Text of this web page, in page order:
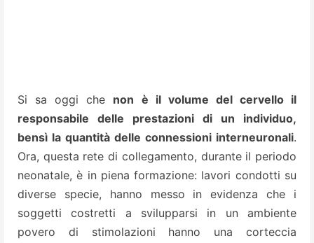
Si sa oggi che non è il volume del cervello il
responsabile delle prestazioni di un individuo,
bensì la quantità delle connessioni interneuronali.
Ora, questa rete di collegamento, durante il periodo
neonatale, è in piena formazione: lavori condotti su
diverse specie, hanno messo in evidenza che i
soggetti costretti a svilupparsi in un ambiente
povero di stimolazioni hanno una corteccia